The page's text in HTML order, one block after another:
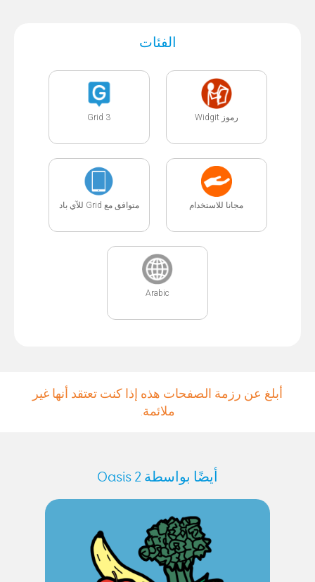
الفئات
رموز Widgit Grid 3
مجانا للاستخدام متوافق مع Grid للآي باد
Arabic
أبلغ عن رزمة الصفحات هذه إذا كنت تعتقد أنها غير
ملائمة.
أيضًا بواسطة Oasis 2